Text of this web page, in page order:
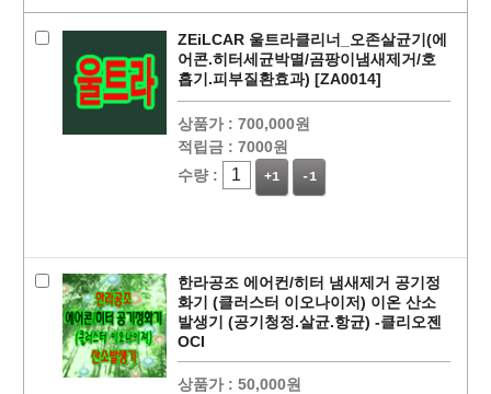
PAYCO 바로
ZEiLCAR 울트라클리너_오존살균기(에
어콘.히터세균박멸/곰팡이냄새제거/호
흡기.피부질환효과) [ZA0014]
상품가 : 700,000원
적립금 : 7000원
수량 :
+1 -1
한라공조 에어컨/히터 냄새제거 공기정
화기 (클러스터 이오나이저) 이온 산소
발생기 (공기청정.살균.항균) -클리오젠
OCI
상품가 : 50,000원